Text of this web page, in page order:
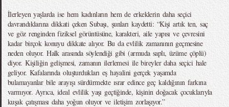
İlerleyen yaşlarda ise hem kadınların hem de erkeklerin daha seçici
davrandıklarına dikkati çeken Subaşı, şunları kaydetti: “Kişi artık ten, saç
ve göz renginden fiziksel görüntüsüne, karakteri, aile yapısı ve çevresini
kadar birçok konuyu dikkate alıyor. Bu da evlilik zamanının geçmesine
neden oluyor. Halk arasında söylendiği gibi (armuda saplı, üzüme çöplü)
diyor. Kişiliğin gelişmesi, zamanın ilerlemesi ile bireyler daha seçici hale
geliyor. Kafalarında oluşturdukları eş hayalini gerçek yaşamda
bulamayanlar bile arayışı sürdürmekte ısrar edince geç kaldığının farkına
varmıyor. Ayrıca, ideal evlilik yaşı geçtiğinde, kişinin doğacak çocuklarıyla
kuşak çatışması daha yoğun oluyor ve iletişim zorlaşıyor.”